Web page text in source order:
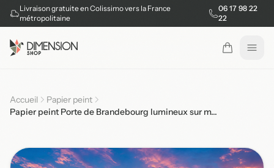
Livraison gratuite en Colissimo vers la France
métropolitaine
06 17 98 22
22
Accueil
Papier peint
Papier peint Porte de Brandebourg lumineux sur m...